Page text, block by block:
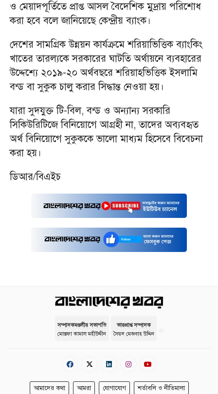
ও মেয়াদপূর্তিতে প্রাপ্ত আসল বৈদেশিক মুদ্রায় পরিশোধ
করা হবে বলে জানিয়েছে কেন্দ্রীয় ব্যাংক।
দেশের সামগ্রিক উন্নয়ন কার্যক্রমে শরিয়াভিত্তিক ব্যাংকিং
খাতের তারল্যকে সরকারের ঘাটতি অর্থায়নে ব্যবহারের
উদ্দেশ্যে ২০১৯-২০ অর্থবছরে শরিয়াহভিত্তিক ইসলামি
বন্ড বা সুকুক চালু করার সিদ্ধান্ত নেওয়া হয়।
যারা সুদযুক্ত টি-বিল, বন্ড ও অন্যান্য সরকারি
সিকিউরিটিজে বিনিয়োগে আগ্রহী না, তাদের অব্যবহৃত
অর্থ বিনিয়োগে সুকুককে ভালো মাধ্যম হিসেবে বিবেচনা
করা হয়।
ডিআর/বিএইচ
সম্পাদকমণ্ডলীর সভাপতি
মোস্তফা কামাল মহীউদ্দীন
ভারপ্রাপ্ত সম্পাদক
সৈয়দ মেজবাহ উদ্দিন
আমাদের কথা আমরা যোগাযোগ শর্তাবলি ও নীতিমালা